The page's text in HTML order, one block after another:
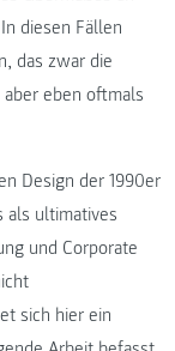
diesen Fällen
das zwar die
eben oftmals
Design der 1990er
als ultimatives
und Corporate
sich hier ein